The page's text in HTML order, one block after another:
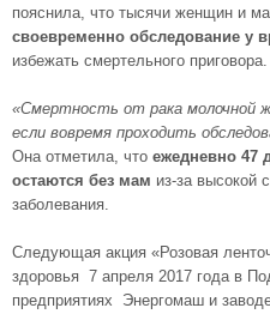
пояснила, что тысячи женщин и
своевременно обследование у
избежать смертельного приговора.
«Смертность от рака молочной
если вовремя проходить
Она отметила, что ежедневно 47
остаются без мам из-за высокой
заболевания.
Следующая акция «Розовая
здоровья 7 апреля 2017 года в
предприятиях Энергомаш и